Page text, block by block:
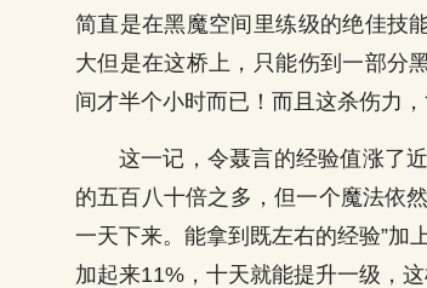
简直是在黑魔空间里练级的绝佳技
大但是在这桥上，只能伤到一部分
间才半个小时而已！而且这杀伤力，
这一记，令聂言的经验值涨了
的五百八十倍之多，但一个魔法依
一天下来。能拿到既左右的经验”加
加起来11%，十天就能提升一级，